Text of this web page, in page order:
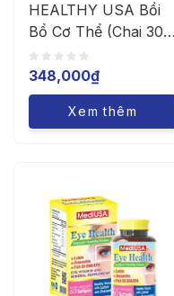
HEALTHY USA Bồi
Bổ Cơ Thể (Chai 30
Viên)
348,000₫
Xem thêm